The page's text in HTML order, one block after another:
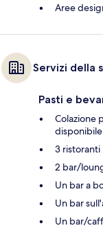
Aree
Servizi della
Pasti e
Colazione
3 ristoranti
2 bar/
Un bar a
Un bar
Un bar/